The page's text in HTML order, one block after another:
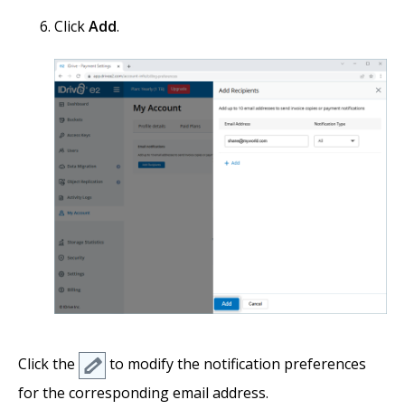
ClickAdd.
Click the
to modify the notification preferences
for the corresponding email address.